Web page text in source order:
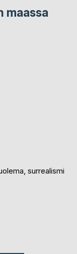
maassa
surrealismi